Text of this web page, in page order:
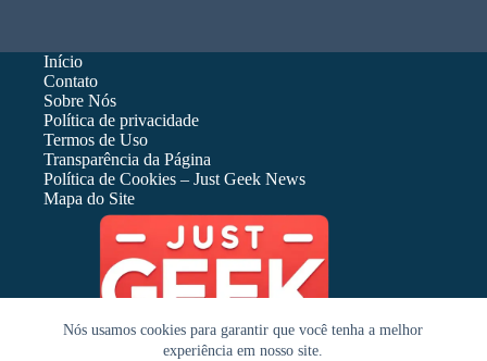
Nós usamos cookies para garantir que você tenha a melhor
experiência em nosso site.
Início
Contato
Sobre Nós
Política de privacidade
Termos de Uso
Transparência da Página
Política de Cookies – Just Geek News
Mapa do Site